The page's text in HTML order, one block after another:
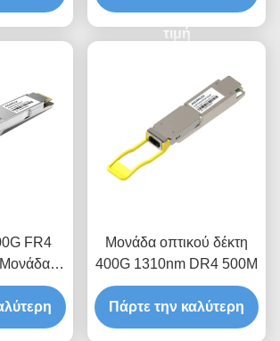
τιμή
FR4
Μονάδα οπτικού δέκτη
400G 1310nm DR4 500M
Πάρτε την καλύτερη